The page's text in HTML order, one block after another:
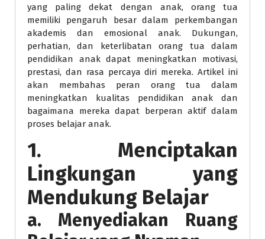
yang paling dekat dengan anak, orang tua
memiliki pengaruh besar dalam perkembangan
akademis dan emosional anak. Dukungan,
perhatian, dan keterlibatan orang tua dalam
pendidikan anak dapat meningkatkan motivasi,
prestasi, dan rasa percaya diri mereka. Artikel ini
akan membahas peran orang tua dalam
meningkatkan kualitas pendidikan anak dan
bagaimana mereka dapat berperan aktif dalam
proses belajar anak.
1. Menciptakan
Lingkungan yang
Mendukung Belajar
a. Menyediakan Ruang